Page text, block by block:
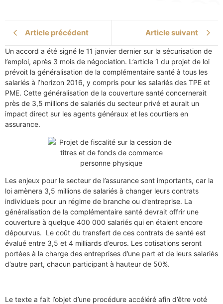
Article précédent Article suivant
Un accord a été signé le 11 janvier dernier sur la sécurisation de
l’emploi, après 3 mois de négociation. L’article 1 du projet de loi
prévoit la généralisation de la complémentaire santé à tous les
salariés à l’horizon 2016, y compris pour les salariés des TPE et
PME. Cette généralisation de la couverture santé concernerait
près de 3,5 millions de salariés du secteur privé et aurait un
impact direct sur les agents généraux et les courtiers en
assurance.
Les enjeux pour le secteur de l’assurance sont importants, car la
loi amènera 3,5 millions de salariés à changer leurs contrats
individuels pour un régime de branche ou d’entreprise. La
généralisation de la complémentaire santé devrait offrir une
couverture à quelque 400 000 salariés qui en étaient encore
dépourvus. Le coût du transfert de ces contrats de santé est
évalué entre 3,5 et 4 milliards d’euros. Les cotisations seront
portées à la charge des entreprises d’une part et de leurs salariés
d’autre part, chacun participant à hauteur de 50%.
Le texte a fait l’objet d’une procédure accéléré afin d’être voté